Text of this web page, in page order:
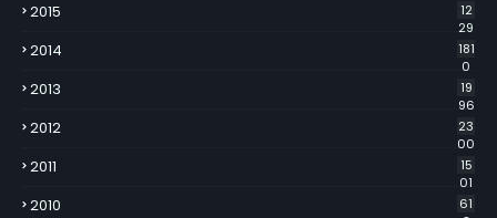
2015
12
29
2014
181
0
2013
19
96
2012
23
00
2011
15
01
2010
61